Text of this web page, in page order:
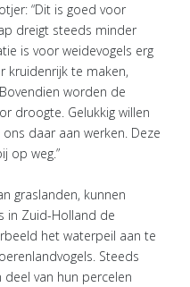
“Dit is goed voor
dreigt steeds minder
is voor weidevogels erg
kruidenrijk te maken,
worden de
droogte. Gelukkig willen
daar aan werken. Deze
op weg.”
graslanden, kunnen
in Zuid-Holland de
het waterpeil aan te
Steeds
van hun percelen